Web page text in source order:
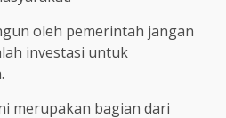
oleh pemerintah jangan
investasi untuk
merupakan bagian dari